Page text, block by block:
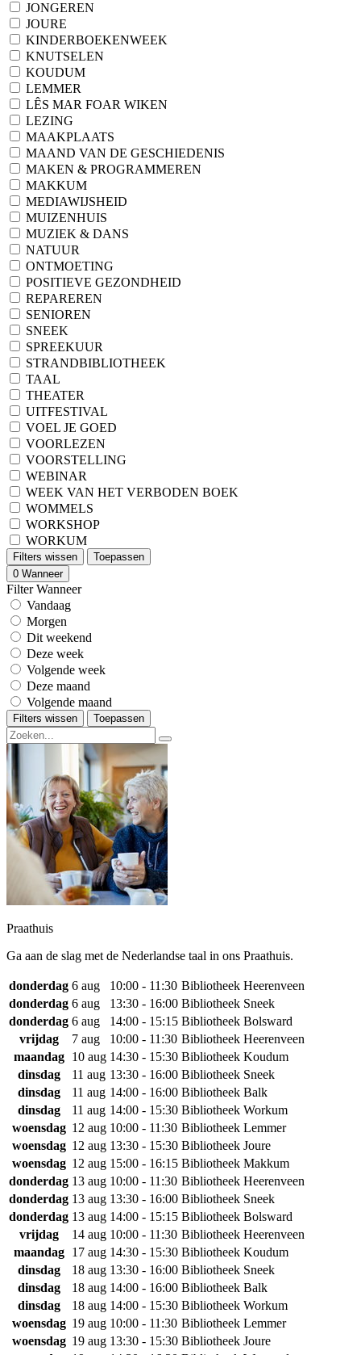
JONGEREN
JOURE
KINDERBOEKENWEEK
KNUTSELEN
KOUDUM
LEMMER
LÊS MAR FOAR WIKEN
LEZING
MAAKPLAATS
MAAND VAN DE GESCHIEDENIS
MAKEN & PROGRAMMEREN
MAKKUM
MEDIAWIJSHEID
MUIZENHUIS
MUZIEK & DANS
NATUUR
ONTMOETING
POSITIEVE GEZONDHEID
REPAREREN
SENIOREN
SNEEK
SPREEKUUR
STRANDBIBLIOTHEEK
TAAL
THEATER
UITFESTIVAL
VOEL JE GOED
VOORLEZEN
VOORSTELLING
WEBINAR
WEEK VAN HET VERBODEN BOEK
WOMMELS
WORKSHOP
WORKUM
Filters wissen
Toepassen
0 Wanneer
Filter Wanneer
Vandaag
Morgen
Dit weekend
Deze week
Volgende week
Deze maand
Volgende maand
Filters wissen Toepassen
Praathuis
Ga aan de slag met de Nederlandse taal in ons Praathuis.
donderdag 6 aug 10:00 - 11:30 Bibliotheek Heerenveen
donderdag 6 aug 13:30 - 16:00 Bibliotheek Sneek
donderdag 6 aug 14:00 - 15:15 Bibliotheek Bolsward
vrijdag
7 aug 10:00 - 11:30 Bibliotheek Heerenveen
maandag
10 aug 14:30 - 15:30 Bibliotheek Koudum
dinsdag
11 aug 13:30 - 16:00 Bibliotheek Sneek
dinsdag
11 aug 14:00 - 16:00 Bibliotheek Balk
dinsdag
11 aug 14:00 - 15:30 Bibliotheek Workum
woensdag 12 aug 10:00 - 11:30 Bibliotheek Lemmer
woensdag 12 aug 13:30 - 15:30 Bibliotheek Joure
woensdag 12 aug 15:00 - 16:15 Bibliotheek Makkum
donderdag 13 aug 10:00 - 11:30 Bibliotheek Heerenveen
donderdag 13 aug 13:30 - 16:00 Bibliotheek Sneek
donderdag 13 aug 14:00 - 15:15 Bibliotheek Bolsward
vrijdag
14 aug 10:00 - 11:30 Bibliotheek Heerenveen
maandag
17 aug 14:30 - 15:30 Bibliotheek Koudum
dinsdag
18 aug 13:30 - 16:00 Bibliotheek Sneek
dinsdag
18 aug 14:00 - 16:00 Bibliotheek Balk
dinsdag
18 aug 14:00 - 15:30 Bibliotheek Workum
woensdag 19 aug 10:00 - 11:30 Bibliotheek Lemmer
woensdag 19 aug 13:30 - 15:30 Bibliotheek Joure